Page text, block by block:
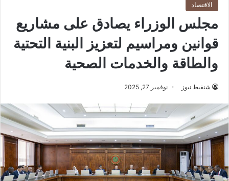
الاقتصاد
مجلس الوزراء يصادق على مشاريع
قوانين ومراسيم لتعزيز البنية التحتية
والطاقة والخدمات الصحية
شنقيط نيوز نوفمبر 27, 2025